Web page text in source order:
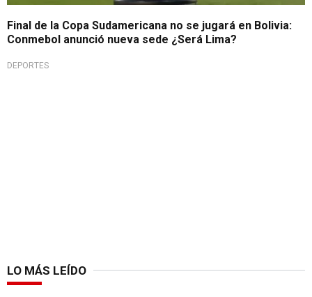
Final de la Copa Sudamericana no se jugará en Bolivia:
Conmebol anunció nueva sede ¿Será Lima?
DEPORTES
LO MÁS LEÍDO